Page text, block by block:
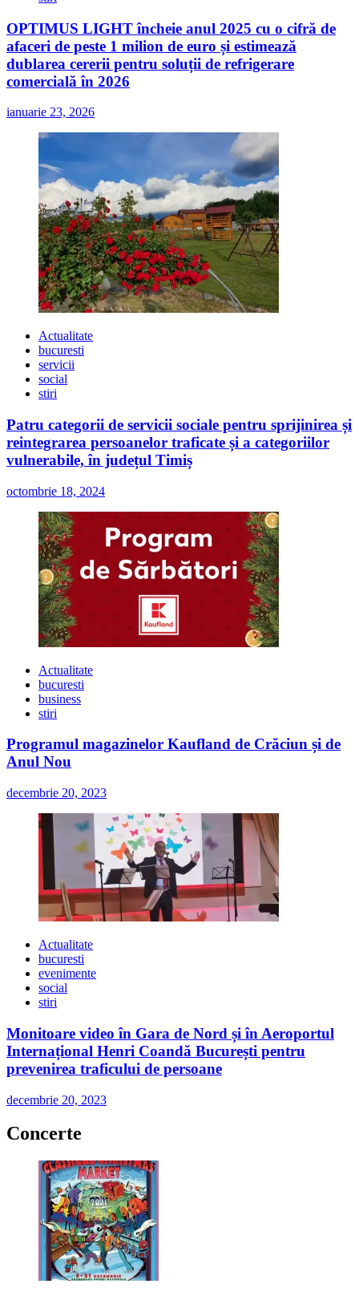
OPTIMUS LIGHT încheie anul 2025 cu o cifră de
afaceri de peste 1 milion de euro și estimează
dublarea cererii pentru soluții de refrigerare
comercială în 2026
ianuarie 23, 2026
Actualitate
bucuresti
servicii
social
stiri
Patru categorii de servicii sociale pentru sprijinirea și
reintegrarea persoanelor traficate și a categoriilor
vulnerabile, în județul Timiș
octombrie 18, 2024
Actualitate
bucuresti
business
stiri
Programul magazinelor Kaufland de Crăciun și de
Anul Nou
decembrie 20, 2023
Actualitate
bucuresti
evenimente
social
stiri
Monitoare video în Gara de Nord și în Aeroportul
Internațional Henri Coandă București pentru
prevenirea traficului de persoane
decembrie 20, 2023
Concerte